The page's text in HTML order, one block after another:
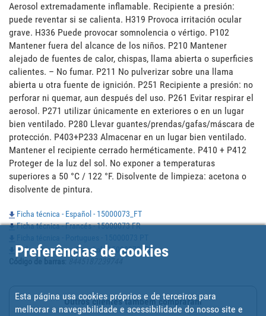
Aerosol extremadamente inflamable. Recipiente a presión:
puede reventar si se calienta. H319 Provoca irritación ocular
grave. H336 Puede provocar somnolencia o vértigo. P102
Mantener fuera del alcance de los niños. P210 Mantener
alejado de fuentes de calor, chispas, llama abierta o superficies
calientes. – No fumar. P211 No pulverizar sobre una llama
abierta u otra fuente de ignición. P251 Recipiente a presión: no
perforar ni quemar, aun después del uso. P261 Evitar respirar el
aerosol. P271 utilizar únicamente en exteriores o en un lugar
bien ventilado. P280 Llevar guantes/prendas/gafas/máscara de
protección. P403+P233 Almacenar en un lugar bien ventilado.
Mantener el recipiente cerrado herméticamente. P410 + P412
Proteger de la luz del sol. No exponer a temperaturas
superiores a 50 °C / 122 °F. Disolvente de limpieza: acetona o
disolvente de pintura.
Ficha técnica - Español - 15000073_FT
Ficha técnica - Francés - 15000073 FR
Ficha segurança - Español - 15000073_FS
Outros clientes também compraram
Preferências de cookies
Esta página usa cookies próprios e de terceiros para
melhorar a navegabilidade e acessibilidade do nosso site e